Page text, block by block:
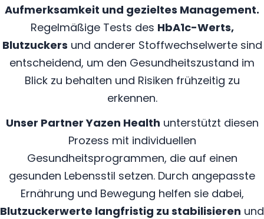
Aufmerksamkeit und gezieltes Management.
Regelmäßige Tests des HbA1c-Werts,
Blutzuckers und anderer Stoffwechselwerte sind
entscheidend, um den Gesundheitszustand im
Blick zu behalten und Risiken frühzeitig zu
erkennen.
Unser Partner Yazen Health unterstützt diesen
Prozess mit individuellen
Gesundheitsprogrammen, die auf einen
gesunden Lebensstil setzen. Durch angepasste
Ernährung und Bewegung helfen sie dabei,
Blutzuckerwerte langfristig zu stabilisieren und